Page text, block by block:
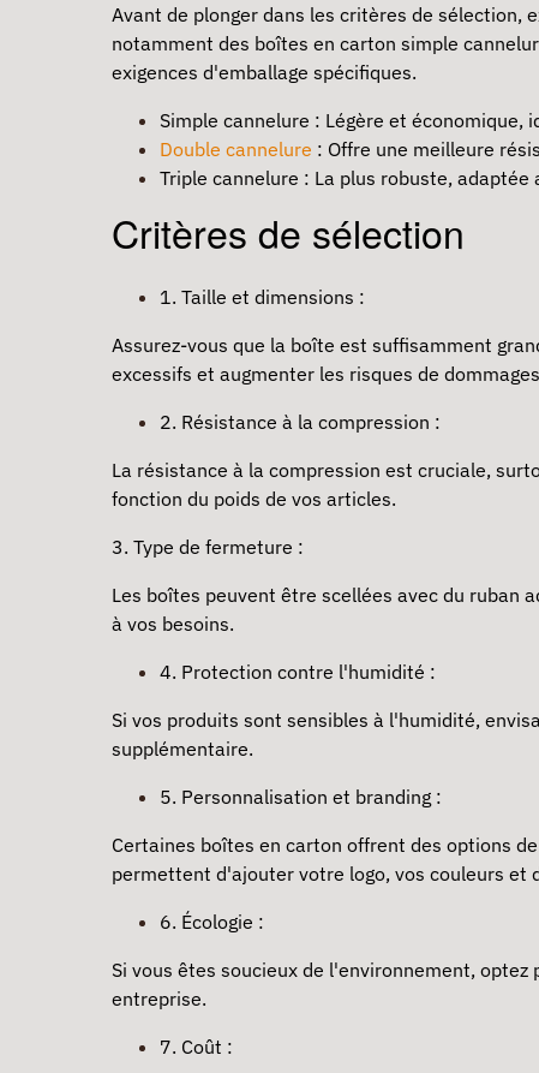
Avant de plonger dans les critères de sélection,
notamment des boîtes en carton simple
exigences d'emballage spécifiques.
Simple cannelure : Légère et économique,
Double cannelure : Offre une meilleure
Triple cannelure : La plus robuste,
Critères de sélection
1. Taille et dimensions :
Assurez-vous que la boîte est suffisamment
excessifs et augmenter les risques de
2. Résistance à la compression :
La résistance à la compression est cruciale,
fonction du poids de vos articles.
3. Type de fermeture :
Les boîtes peuvent être scellées avec du ruban
à vos besoins.
4. Protection contre l'humidité :
Si vos produits sont sensibles à l'humidité,
supplémentaire.
5. Personnalisation et branding :
Certaines boîtes en carton offrent des options
permettent d'ajouter votre logo, vos couleurs et
6. Écologie :
Si vous êtes soucieux de l'environnement,
entreprise.
7. Coût :